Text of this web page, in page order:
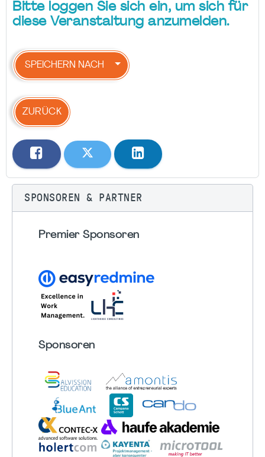
Bitte loggen Sie sich ein, um sich für
diese Veranstaltung anzumelden.
SPEICHERN NACH
ZURÜCK
SPONSOREN & PARTNER
Premier Sponsoren
Sponsoren